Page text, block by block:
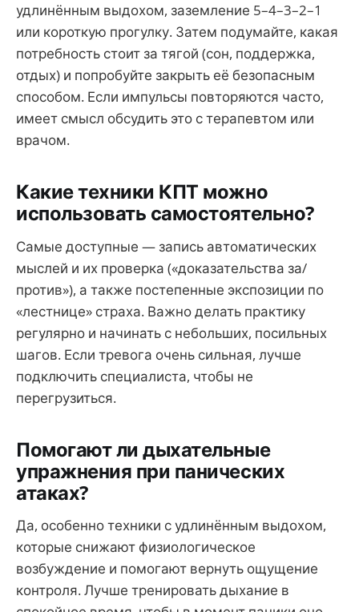
удлинённым выдохом, заземление 5–4–3–2–1
или короткую прогулку. Затем подумайте, какая
потребность стоит за тягой (сон, поддержка,
отдых) и попробуйте закрыть её безопасным
способом. Если импульсы повторяются часто,
имеет смысл обсудить это с терапевтом или
врачом.
Какие техники КПТ можно
использовать самостоятельно?
Самые доступные — запись автоматических
мыслей и их проверка («доказательства за/
против»), а также постепенные экспозиции по
«лестнице» страха. Важно делать практику
регулярно и начинать с небольших, посильных
шагов. Если тревога очень сильная, лучше
подключить специалиста, чтобы не
перегрузиться.
Помогают ли дыхательные
упражнения при панических
атаках?
Да, особенно техники с удлинённым выдохом,
которые снижают физиологическое
возбуждение и помогают вернуть ощущение
контроля. Лучше тренировать дыхание в